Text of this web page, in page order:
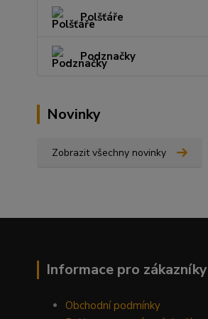
Polšťáře
Podznačky
Novinky
Zobrazit všechny novinky
Informace pro zákazníky
Obchodní podmínky